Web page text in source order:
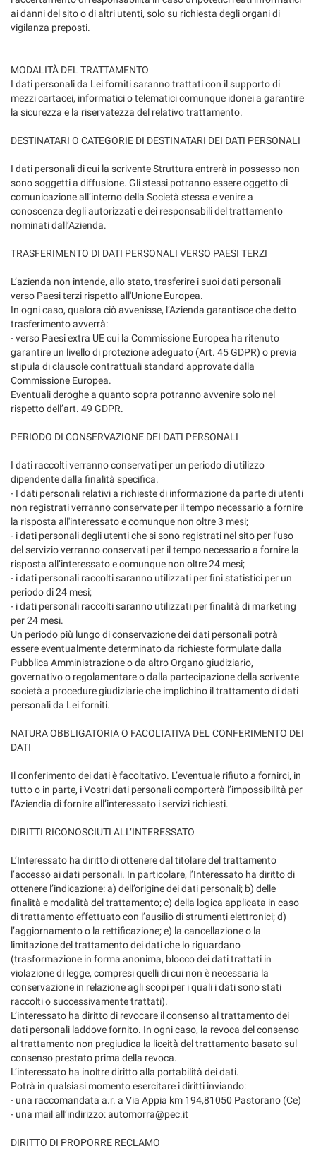
ai danni del sito o di altri utenti, solo su richiesta degli organi di
vigilanza preposti.
MODALITÀ DEL TRATTAMENTO
I dati personali da Lei forniti saranno trattati con il supporto di
mezzi cartacei, informatici o telematici comunque idonei a garantire
la sicurezza e la riservatezza del relativo trattamento.
DESTINATARI O CATEGORIE DI DESTINATARI DEI DATI PERSONALI
I dati personali di cui la scrivente Struttura entrerà in possesso non
sono soggetti a diffusione. Gli stessi potranno essere oggetto di
comunicazione all’interno della Società stessa e venire a
conoscenza degli autorizzati e dei responsabili del trattamento
nominati dall’Azienda.
TRASFERIMENTO DI DATI PERSONALI VERSO PAESI TERZI
L’azienda non intende, allo stato, trasferire i suoi dati personali
verso Paesi terzi rispetto all'Unione Europea.
In ogni caso, qualora ciò avvenisse, l’Azienda garantisce che detto
trasferimento avverrà:
- verso Paesi extra UE cui la Commissione Europea ha ritenuto
garantire un livello di protezione adeguato (Art. 45 GDPR) o previa
stipula di clausole contrattuali standard approvate dalla
Commissione Europea.
Eventuali deroghe a quanto sopra potranno avvenire solo nel
rispetto dell’art. 49 GDPR.
PERIODO DI CONSERVAZIONE DEI DATI PERSONALI
I dati raccolti verranno conservati per un periodo di utilizzo
dipendente dalla finalità specifica.
- I dati personali relativi a richieste di informazione da parte di utenti
non registrati verranno conservate per il tempo necessario a fornire
la risposta all'interessato e comunque non oltre 3 mesi;
- i dati personali degli utenti che si sono registrati nel sito per l’uso
del servizio verranno conservati per il tempo necessario a fornire la
risposta all’interessato e comunque non oltre 24 mesi;
- i dati personali raccolti saranno utilizzati per fini statistici per un
periodo di 24 mesi;
- i dati personali raccolti saranno utilizzati per finalità di marketing
per 24 mesi.
Un periodo più lungo di conservazione dei dati personali potrà
essere eventualmente determinato da richieste formulate dalla
Pubblica Amministrazione o da altro Organo giudiziario,
governativo o regolamentare o dalla partecipazione della scrivente
società a procedure giudiziarie che implichino il trattamento di dati
personali da Lei forniti.
NATURA OBBLIGATORIA O FACOLTATIVA DEL CONFERIMENTO DEI
DATI
Il conferimento dei dati è facoltativo. L’eventuale rifiuto a fornirci, in
tutto o in parte, i Vostri dati personali comporterà l’impossibilità per
l’Aziendia di fornire all’interessato i servizi richiesti.
DIRITTI RICONOSCIUTI ALL’INTERESSATO
L’Interessato ha diritto di ottenere dal titolare del trattamento
l’accesso ai dati personali. In particolare, l’Interessato ha diritto di
ottenere l’indicazione: a) dell’origine dei dati personali; b) delle
finalità e modalità del trattamento; c) della logica applicata in caso
di trattamento effettuato con l’ausilio di strumenti elettronici; d)
l’aggiornamento o la rettificazione; e) la cancellazione o la
limitazione del trattamento dei dati che lo riguardano
(trasformazione in forma anonima, blocco dei dati trattati in
violazione di legge, compresi quelli di cui non è necessaria la
conservazione in relazione agli scopi per i quali i dati sono stati
raccolti o successivamente trattati).
L’interessato ha diritto di revocare il consenso al trattamento dei
dati personali laddove fornito. In ogni caso, la revoca del consenso
al trattamento non pregiudica la liceità del trattamento basato sul
consenso prestato prima della revoca.
L’interessato ha inoltre diritto alla portabilità dei dati.
Potrà in qualsiasi momento esercitare i diritti inviando:
- una raccomandata a.r. a Via Appia km 194,81050 Pastorano (Ce)
- una mail all’indirizzo: automorra@pec.it
DIRITTO DI PROPORRE RECLAMO